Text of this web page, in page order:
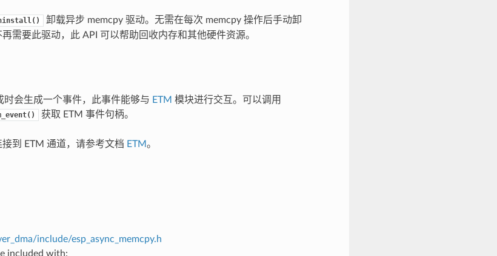
卸载异步 memcpy 驱动。无需在每次 memcpy 操作后手动卸
需要此驱动，此 API 可以帮助回收内存和其他硬件资源。
时会生成一个事件，此事件能够与 ETM 模块进行交互。可以调用
获取 ETM 事件句柄。
到 ETM 通道，请参考文档 ETM。
include/esp_async_memcpy.h
included with: